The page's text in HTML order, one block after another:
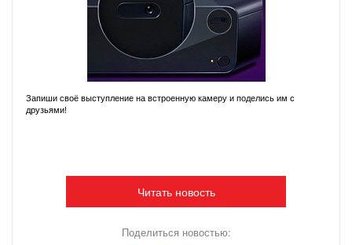
Запиши своё выступление на встроенную камеру и поделись им с
друзьями!
Читать новость
Поделиться новостью: